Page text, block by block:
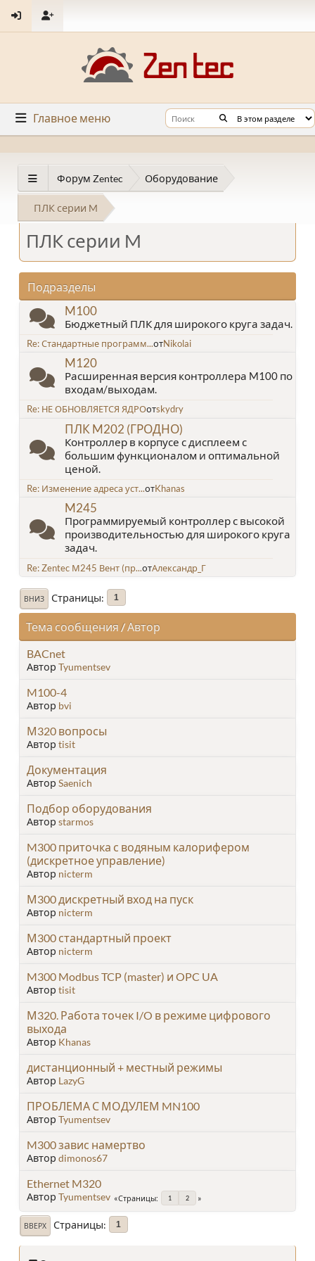
Главное меню
Форум Zentec Оборудование
ПЛК серии M
ПЛК серии M
Подразделы
M100
Бюджетный ПЛК для широкого круга задач.
Re: Стандартные программ...отNikolai
M120
Расширенная версия контроллера M100 по
входам/выходам.
Re: НЕ ОБНОВЛЯЕТСЯ ЯДРОотskydry
ПЛК M202 (ГРОДНО)
Контроллер в корпусе с дисплеем с
большим функционалом и оптимальной
ценой.
Re: Изменение адреса уст...отKhanas
M245
Программируемый контроллер с высокой
производительностью для широкого круга
задач.
Re: Zentec М245 Вент (пр...отАлександр_Г
ВНИЗ Страницы 1
Тема сообщения /Автор
BACnet
Автор Tyumentsev
M100-4
Автор bvi
М320 вопросы
Автор tisit
Документация
Автор Saenich
Подбор оборудования
Автор starmos
M300 приточка с водяным калорифером
(дискретное управление)
Автор nicterm
М300 дискретный вход на пуск
Автор nicterm
М300 стандартный проект
Автор nicterm
M300 Modbus TCP (master) и OPC UA
Автор tisit
М320. Работа точек I/O в режиме цифрового
выхода
Автор Khanas
дистанционный + местный режимы
Автор LazyG
ПРОБЛЕМА С МОДУЛЕМ MN100
Автор Tyumentsev
M300 завис намертво
Автор dimonos67
Ethernet M320
Автор Tyumentsev Страницы 1 2
ВВЕРХ Страницы 1